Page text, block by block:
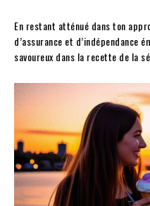
En restant atténué dans ton
d’assurance et d’indépendance
savoureux dans la recette de la